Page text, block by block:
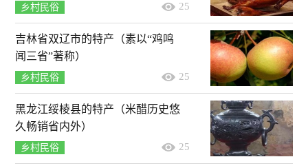
乡村民俗 25
吉林省双辽市的特产（素以“鸡鸣
闻三省”著称）
乡村民俗 25
黑龙江绥棱县的特产（米醋历史悠
久畅销省内外）
乡村民俗 25